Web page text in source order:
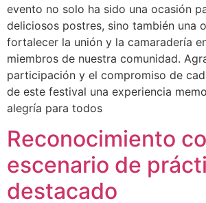
evento no solo ha sido una ocasión
deliciosos postres, sino también una
fortalecer la unión y la camaradería
miembros de nuestra comunidad.
participación y el compromiso de
de este festival una experiencia
alegría para todos
Reconocimiento
escenario de
destacado